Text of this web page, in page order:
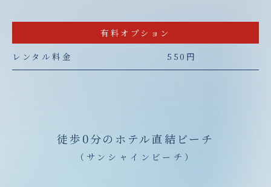
有料オプション
レンタル料金
550円
徒歩0分のホテル直結ビーチ
（サンシャインビーチ）